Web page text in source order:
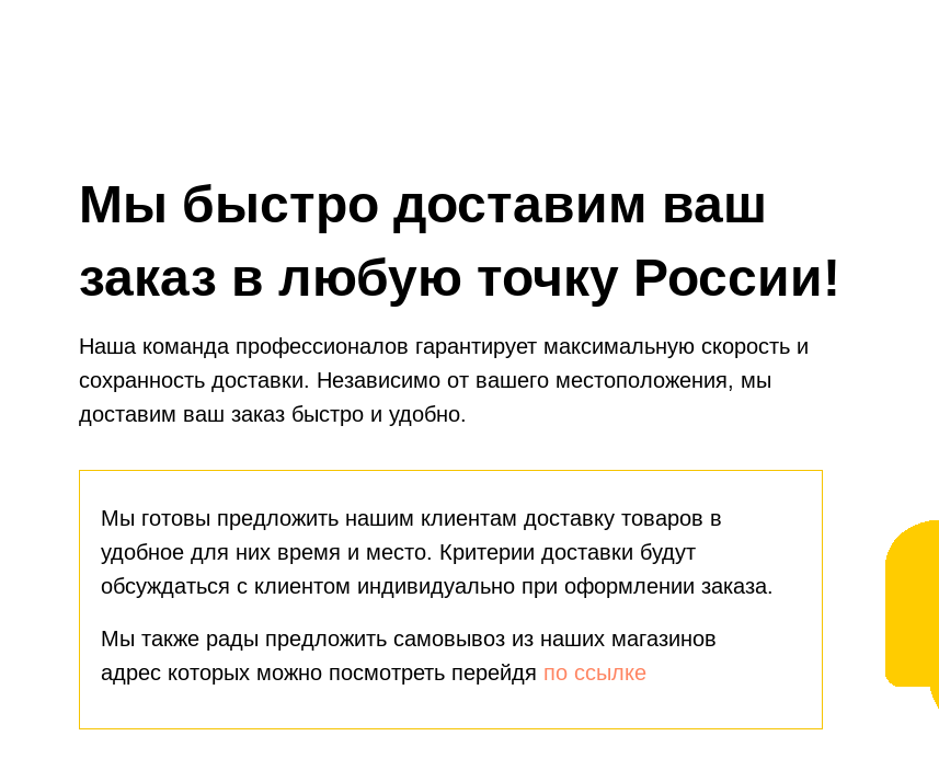
Мы быстро доставим ваш
заказ в любую точку России!
Мы готовы предложить нашим клиентам доставку товаров в
удобное для них время и место. Критерии доставки будут
обсуждаться с клиентом индивидуально при оформлении заказа.
Мы также рады предложить самовывоз из наших магазинов
адрес которых можно посмотреть перейдя по ссылке
Наша команда профессионалов гарантирует максимальную скорость и
сохранность доставки. Независимо от вашего местоположения, мы
доставим ваш заказ быстро и удобно.